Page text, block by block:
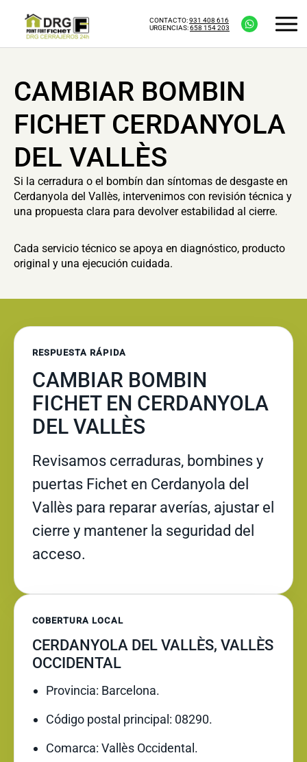
CONTACTO:931 408 616
URGENCIAS:658 154 203
CAMBIAR BOMBIN
FICHET CERDANYOLA
DEL VALLÈS
Si la cerradura o el bombín dan síntomas de desgaste en
Cerdanyola del Vallès, intervenimos con revisión técnica y
una propuesta clara para devolver estabilidad al cierre.
Cada servicio técnico se apoya en diagnóstico, producto
original y una ejecución cuidada.
RESPUESTA RÁPIDA
CAMBIAR BOMBIN
FICHET EN CERDANYOLA
DEL VALLÈS
Revisamos cerraduras, bombines y
puertas Fichet en Cerdanyola del
Vallès para reparar averías, ajustar el
cierre y mantener la seguridad del
acceso.
COBERTURA LOCAL
CERDANYOLA DEL VALLÈS, VALLÈS
OCCIDENTAL
Provincia: Barcelona.
Código postal principal: 08290.
Comarca: Vallès Occidental.